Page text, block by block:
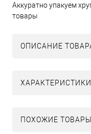
Аккуратно упакуем
товары
ОПИСАНИЕ
ХАРАКТЕРИСТИКИ
ПОХОЖИЕ